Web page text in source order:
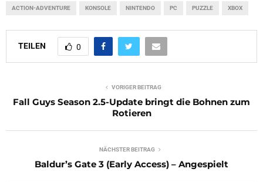
ACTION-ADVENTURE KONSOLE NINTENDO PC PUZZLE XBOX
TEILEN 0
VORIGER BEITRAG
Fall Guys Season 2.5-Update bringt die Bohnen zum
Rotieren
NÄCHSTER BEITRAG
Baldur’s Gate 3 (Early Access) – Angespielt